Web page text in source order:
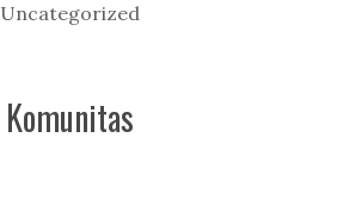
Uncategorized
Komunitas